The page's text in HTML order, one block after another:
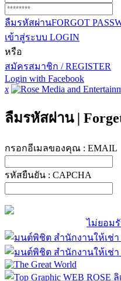
ลืมรหัสผ่านFORGOT
เข้าสู่ระบบ LOGIN
หรือ
สมัครสมาชิก / REGISTER
Login with Facebook
x
ลืมรหัสผ่าน |
กรอกอีเมลของคุณ : EMAIL
รหัสยืนยัน : CAPCHA
ไม่ยอมรั